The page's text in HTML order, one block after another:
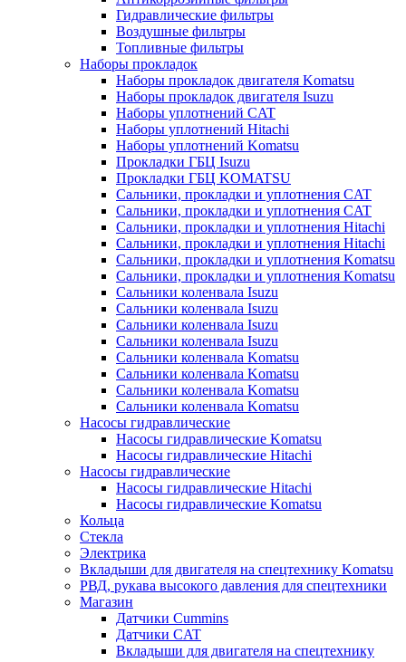
Гидравлические фильтры
Воздушные фильтры
Топливные фильтры
Наборы прокладок
Наборы прокладок двигателя Komatsu
Наборы прокладок двигателя Isuzu
Наборы уплотнений CAT
Наборы уплотнений Hitachi
Наборы уплотнений Komatsu
Прокладки ГБЦ Isuzu
Прокладки ГБЦ KOMATSU
Сальники, прокладки и уплотнения CAT
Сальники, прокладки и уплотнения CAT
Сальники, прокладки и уплотнения Hitachi
Сальники, прокладки и уплотнения Hitachi
Сальники, прокладки и уплотнения Komatsu
Сальники, прокладки и уплотнения Komatsu
Сальники коленвала Isuzu
Сальники коленвала Isuzu
Сальники коленвала Isuzu
Сальники коленвала Isuzu
Сальники коленвала Komatsu
Сальники коленвала Komatsu
Сальники коленвала Komatsu
Сальники коленвала Komatsu
Насосы гидравлические
Насосы гидравлические Komatsu
Насосы гидравлические Hitachi
Насосы гидравлические
Насосы гидравлические Hitachi
Насосы гидравлические Komatsu
Кольца
Стекла
Электрика
Вкладыши для двигателя на спецтехнику Komatsu
РВД, рукава высокого давления для спецтехники
Магазин
Датчики Cummins
Датчики CAT
Вкладыши для двигателя на спецтехнику